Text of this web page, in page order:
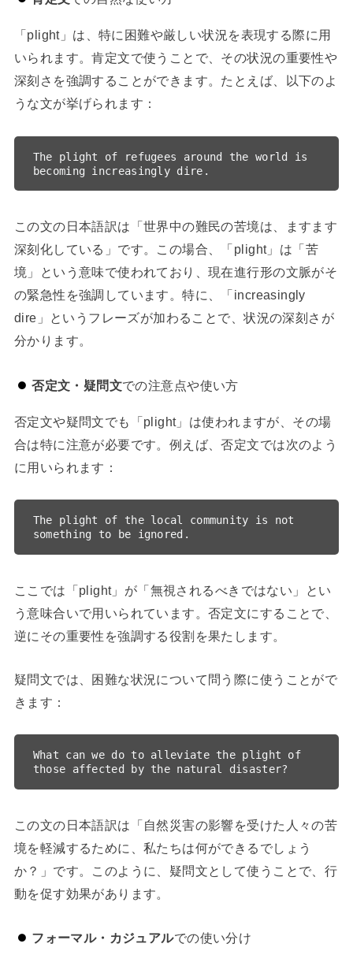
「plight」は、特に困難や厳しい状況を表現する際に用
いられます。肯定文で使うことで、その状況の重要性や
深刻さを強調することができます。たとえば、以下のよ
うな文が挙げられます：
The plight of refugees around the world is
この文の日本語訳は「世界中の難民の苦境は、ますます
深刻化している」です。この場合、「plight」は「苦
境」という意味で使われており、現在進行形の文脈がそ
の緊急性を強調しています。特に、「increasingly
dire」というフレーズが加わることで、状況の深刻さが
分かります。
否定文・疑問文での注意点や使い方
否定文や疑問文でも「plight」は使われますが、その場
合は特に注意が必要です。例えば、否定文では次のよう
に用いられます：
The plight of the local community is not
ここでは「plight」が「無視されるべきではない」とい
う意味合いで用いられています。否定文にすることで、
逆にその重要性を強調する役割を果たします。
疑問文では、困難な状況について問う際に使うことがで
きます：
What can we do to alleviate the plight of
この文の日本語訳は「自然災害の影響を受けた人々の苦
境を軽減するために、私たちは何ができるでしょう
か？」です。このように、疑問文として使うことで、行
動を促す効果があります。
フォーマル・カジュアルでの使い分け